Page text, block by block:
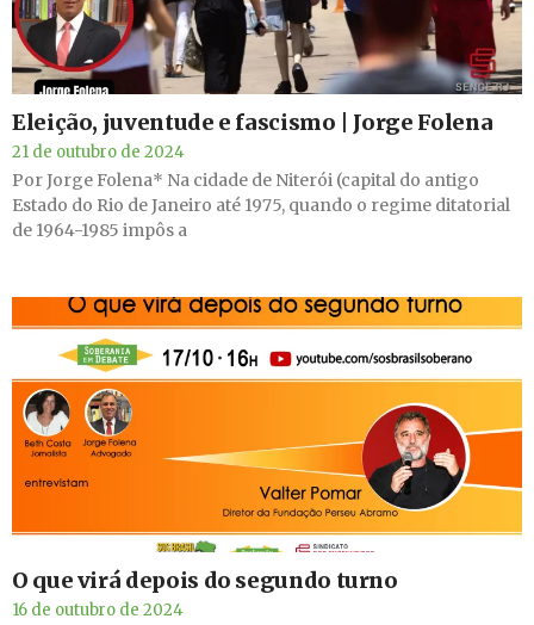
Eleição, juventude e fascismo | Jorge Folena
21 de outubro de 2024
Por Jorge Folena* Na cidade de Niterói (capital do antigo
Estado do Rio de Janeiro até 1975, quando o regime ditatorial
de 1964-1985 impôs a
O que virá depois do segundo turno
16 de outubro de 2024